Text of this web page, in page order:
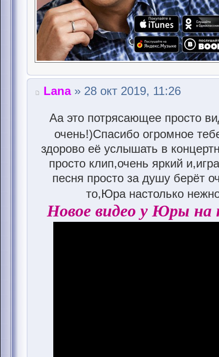
Lana» 28 окт 2019, 11:26
Аа это потрясающее просто
очень!)Спасибо огромное
здорово её услышать в
просто клип,очень яркий
песня просто за душу берёт
то,Юра настолько
Новое видео у Юры на